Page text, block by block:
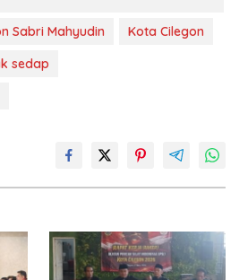
Sabri Mahyudin
Kota Cilegon
sedap